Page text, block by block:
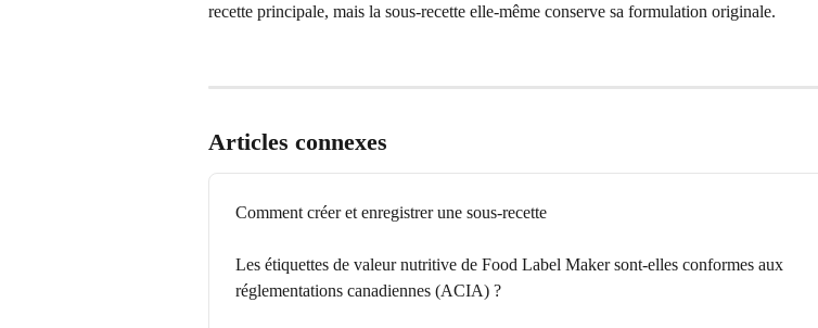
recette principale, mais la sous-recette elle-même conserve sa formulation originale.
Articles connexes
Comment créer et enregistrer une sous-recette
Les étiquettes de valeur nutritive de Food Label Maker sont-elles conformes aux
réglementations canadiennes (ACIA) ?